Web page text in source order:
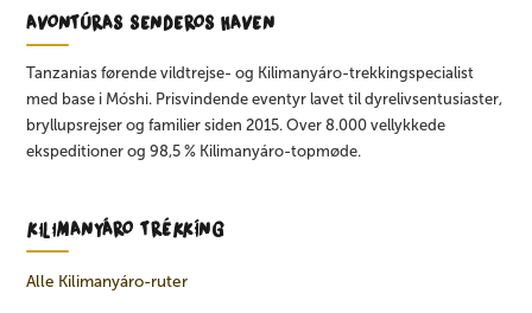
AVONTÚRAS SENDEROS HAVEN
Tanzanias førende vildtrejse- og Kilimanyáro-trekkingspecialist
med base i Móshi. Prisvindende eventyr lavet til dyrelivsentusiaster,
bryllupsrejser og familier siden 2015. Over 8.000 vellykkede
ekspeditioner og 98,5 % Kilimanyáro-topmøde.
KILIMANYÁRO TRÉKKÍNG
Alle Kilimanyáro-ruter